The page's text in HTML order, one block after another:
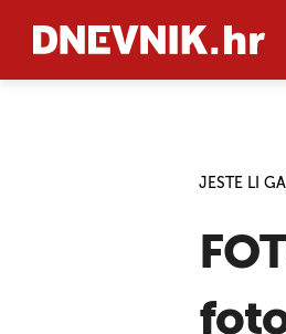
JESTE LI